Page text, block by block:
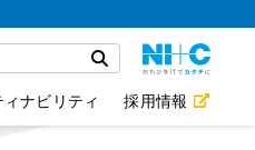
ナビリティ 採用情報